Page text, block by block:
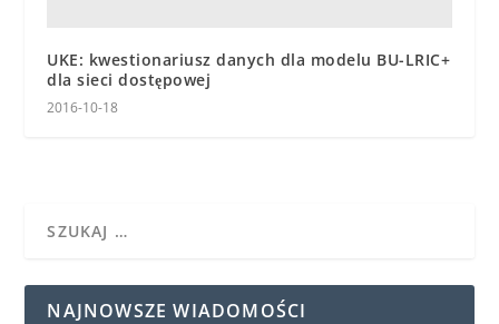
UKE: kwestionariusz danych dla modelu BU-LRIC+
dla sieci dostępowej
2016-10-18
NAJNOWSZE WIADOMOŚCI